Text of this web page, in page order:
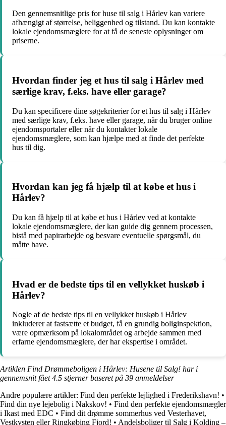
Den gennemsnitlige pris for huse til salg i Hårlev kan variere
afhængigt af størrelse, beliggenhed og tilstand. Du kan kontakte
lokale ejendomsmæglere for at få de seneste oplysninger om
priserne.
Hvordan finder jeg et hus til salg i Hårlev med
særlige krav, f.eks. have eller garage?
Du kan specificere dine søgekriterier for et hus til salg i Hårlev
med særlige krav, f.eks. have eller garage, når du bruger online
ejendomsportaler eller når du kontakter lokale
ejendomsmæglere, som kan hjælpe med at finde det perfekte
hus til dig.
Hvordan kan jeg få hjælp til at købe et hus i
Hårlev?
Du kan få hjælp til at købe et hus i Hårlev ved at kontakte
lokale ejendomsmæglere, der kan guide dig gennem processen,
bistå med papirarbejde og besvare eventuelle spørgsmål, du
måtte have.
Hvad er de bedste tips til en vellykket huskøb i
Hårlev?
Nogle af de bedste tips til en vellykket huskøb i Hårlev
inkluderer at fastsætte et budget, få en grundig boliginspektion,
være opmærksom på lokalområdet og arbejde sammen med
erfarne ejendomsmæglere, der har ekspertise i området.
Artiklen Find Drømmeboligen i Hårlev: Husene til Salg! har i
gennemsnit fået4.5 stjerner baseret på 39 anmeldelser
Andre populære artikler: Find den perfekte lejlighed i Frederikshavn! •
Find din nye lejebolig i Nakskov! • Find den perfekte ejendomsmægler
i Ikast med EDC • Find dit drømme sommerhus ved Vesterhavet,
Vestkysten eller Ringkøbing Fjord! • Andelsboliger til Salg i Kolding –